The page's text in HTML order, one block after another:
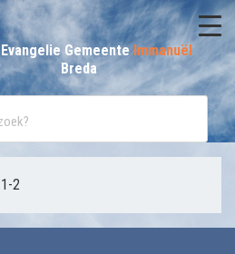
GemeenteImmanuël
Breda
2